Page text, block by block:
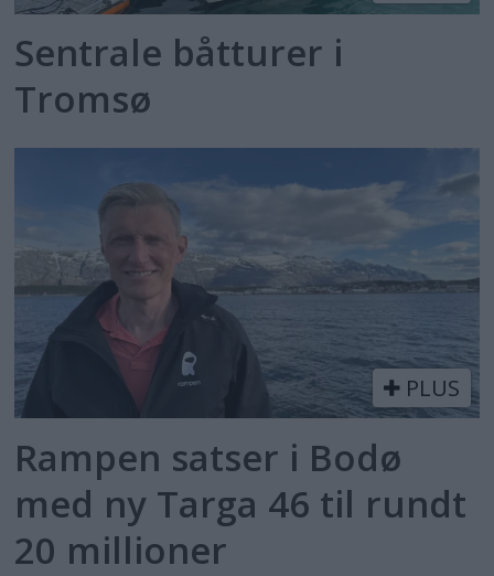
Sentrale båtturer i
Tromsø
PLUS
Rampen satser i Bodø
med ny Targa 46 til rundt
20 millioner